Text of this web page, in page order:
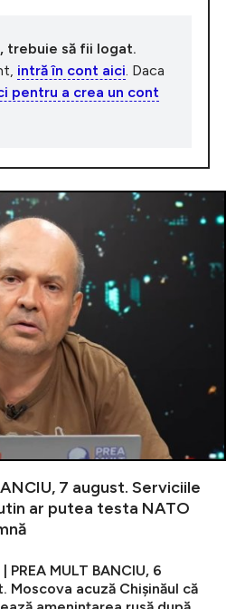
trebuie să fii logat.
intră în cont aici . Daca
pentru a crea un cont
7 august. Serviciile
ar putea testa NATO
PREA MULT BANCIU, 6
Moscova acuză Chișinăul că